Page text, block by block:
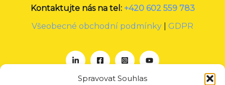
Spravovat Souhlas
Kontaktujte nás na tel: +420 602 559 783
Všeobecné obchodní podmínky
GDPR